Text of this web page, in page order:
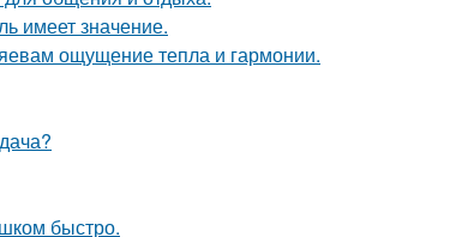
имеет значение.
ощущение тепла и гармонии.
быстро.